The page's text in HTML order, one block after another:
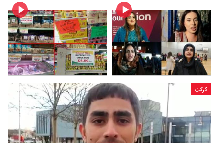
کرکٹ